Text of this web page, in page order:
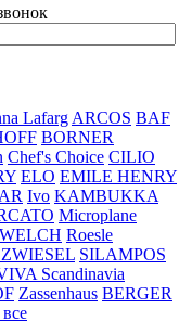
Lafarg ARCOS BAF
BORNER
Chef's Choice CILIO
ELO EMILE HENRY
Ivo KAMBUKKA
Microplane
Roesle
SILAMPOS
Scandinavia
Zassenhaus BERGER